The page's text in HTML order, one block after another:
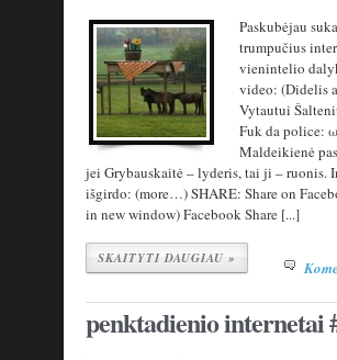
Paskubėjau
trumpučius
vienintelio
video: (Didelis
Vytautui
Fuk da police:
Maldeikienė
jei Grybauskaitė – lyderis, tai ji – ruonis.
išgirdo: (more…) SHARE: Share on
in new window) Facebook Share [...]
SKAITYTI DAUGIAU »
penktadienio internetai